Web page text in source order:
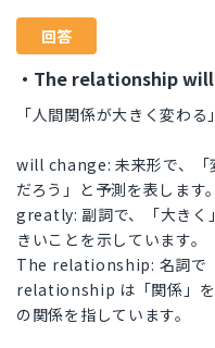
回答
・The relationship
「人間関係が大きく変わ
will change: 未来形で、「
だろう」と予測を表します。
greatly: 副詞で、「大きく
きいことを示しています。
The relationship: 名詞で
relationship は「関係」を
の関係を指しています。